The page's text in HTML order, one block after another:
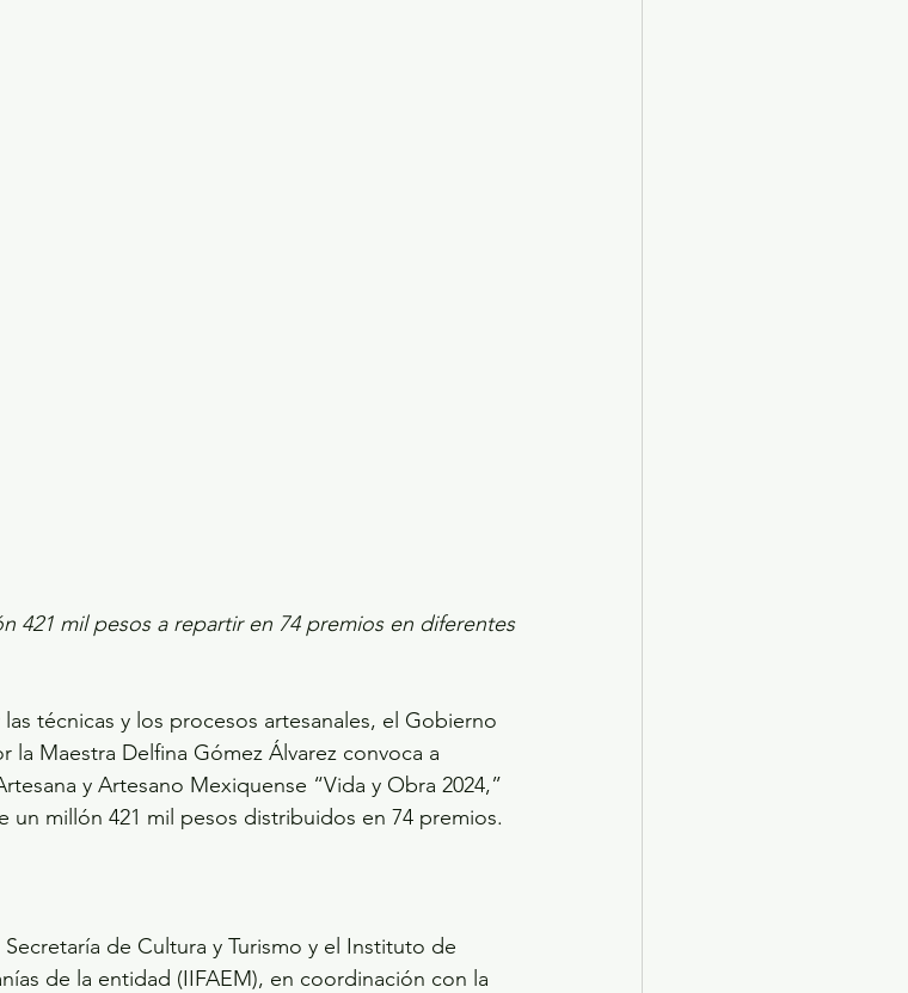
421 mil pesos a repartir en 74 premios en diferentes
técnicas y los procesos artesanales, el Gobierno
Maestra Delfina Gómez Álvarez convoca a
y Artesano Mexiquense “Vida y Obra 2024,”
un millón 421 mil pesos distribuidos en 74 premios.
de Cultura y Turismo y el Instituto de
de la entidad (IIFAEM), en coordinación con la